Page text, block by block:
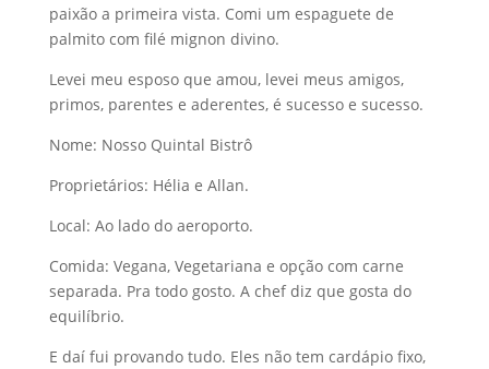
paixão a primeira vista. Comi um espaguete de
palmito com filé mignon divino.
Levei meu esposo que amou, levei meus amigos,
primos, parentes e aderentes, é sucesso e sucesso.
Nome: Nosso Quintal Bistrô
Proprietários: Hélia e Allan.
Local: Ao lado do aeroporto.
Comida: Vegana, Vegetariana e opção com carne
separada. Pra todo gosto. A chef diz que gosta do
equilíbrio.
E daí fui provando tudo. Eles não tem cardápio fixo,